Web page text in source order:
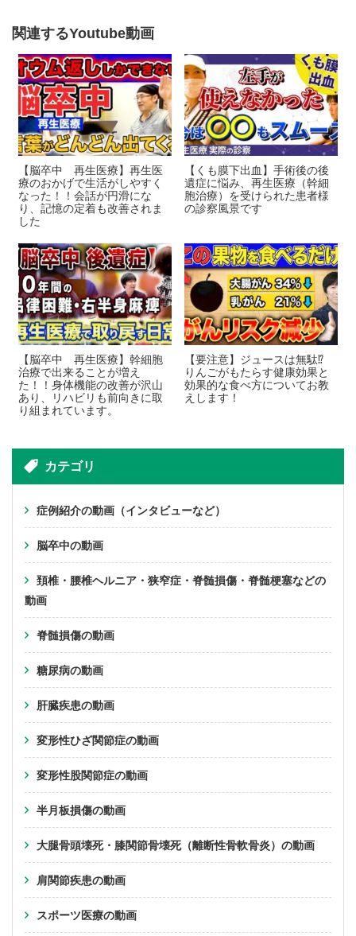
o
o
k
関連するYoutube動画
【脳卒中 再生医療】再生医
療のおかげで生活がしやすく
なった！！会話が円滑にな
り、記憶の定着も改善されま
した
【くも膜下出血】手術後の後
遺症に悩み、再生医療（幹細
胞治療）を受けられた患者様
の診察風景です
【脳卒中 再生医療】幹細胞
治療で出来ることが増え
た！！身体機能の改善が沢山
あり、リハビリも前向きに取
り組まれています。
【要注意】ジュースは無駄⁉
りんごがもたらす健康効果と
効果的な食べ方についてお教
えします！
カテゴリ
症例紹介の動画（インタビューなど）
脳卒中の動画
頚椎・腰椎ヘルニア・狭窄症・脊髄損傷・脊髄梗塞などの
動画
脊髄損傷の動画
糖尿病の動画
肝臓疾患の動画
変形性ひざ関節症の動画
変形性股関節症の動画
半月板損傷の動画
大腿骨頭壊死・膝関節骨壊死（離断性骨軟骨炎）の動画
肩関節疾患の動画
スポーツ医療の動画